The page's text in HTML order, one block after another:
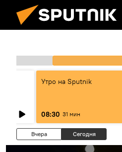
Утро на Sputnik
08:30 31 мин
Вчера Сегодня